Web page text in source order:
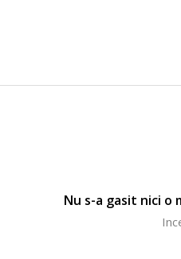
Nu s-a gasit nici o